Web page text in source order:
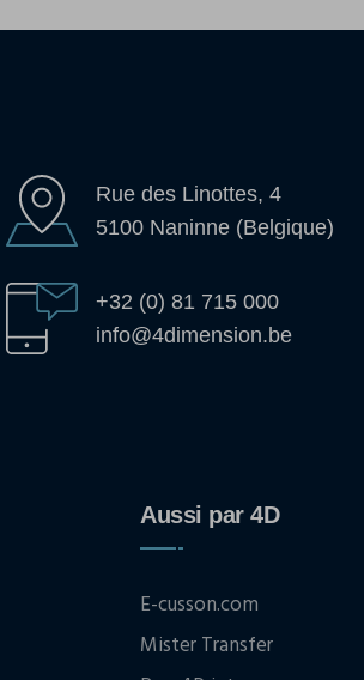
Rue des Linottes, 4
5100 Naninne (Belgique)
+32 (0) 81 715 000
info@4dimension.be
Aussi par 4D
E-cusson.com
Mister Transfer